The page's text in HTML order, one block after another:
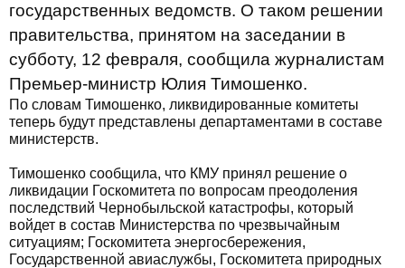
государственных ведомств. О таком решении
правительства, принятом на заседании в
субботу, 12 февраля, сообщила журналистам
Премьер-министр Юлия Тимошенко.
По словам Тимошенко, ликвидированные комитеты
теперь будут представлены департаментами в составе
министерств.
Тимошенко сообщила, что КМУ принял решение о
ликвидации Госкомитета по вопросам преодоления
последствий Чернобыльской катастрофы, который
войдет в состав Министерства по чрезвычайным
ситуациям; Госкомитета энергосбережения,
Государственной авиаслужбы, Госкомитета природных